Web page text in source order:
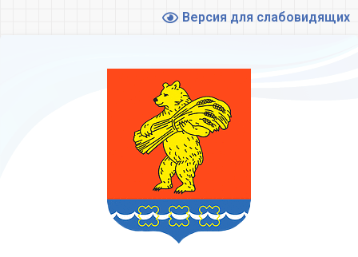
Версия для слабовидящих